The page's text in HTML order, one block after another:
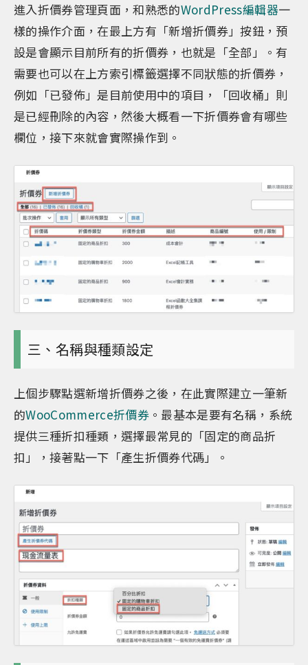
進入折價券管理頁面，和熟悉的WordPress編輯器一
樣的操作介面，在最上方有「新增折價券」按鈕，預
設是會顯示目前所有的折價券，也就是「全部」。有
需要也可以在上方索引標籤選擇不同狀態的折價券，
例如「已發佈」是目前使用中的項目，「回收桶」則
是已經刪除的內容，然後大概看一下折價券會有哪些
欄位，接下來就會實際操作到。
三、名稱與種類設定
上個步驟點選新增折價券之後，在此實際建立一筆新
的WooCommerce折價券 。最基本是要有名稱，系統
提供三種折扣種類，選擇最常見的「固定的商品折
扣」，接著點一下「產生折價券代碼」。